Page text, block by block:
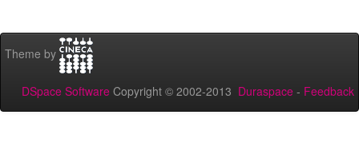
Theme by
DSpace Software Copyright © 2002-2013 Duraspace - Feedback